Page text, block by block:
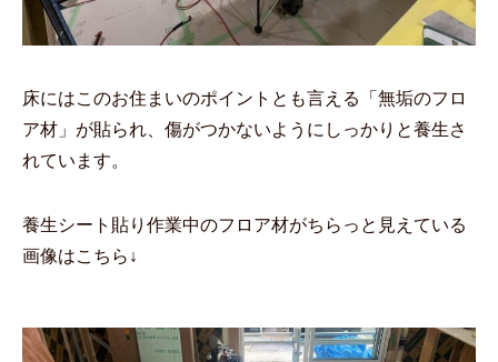
床にはこのお住まいのポイントとも言える「無垢のフロ
ア材」が貼られ、傷がつかないようにしっかりと養生さ
れています。
養生シート貼り作業中のフロア材がちらっと見えている
画像はこちら↓